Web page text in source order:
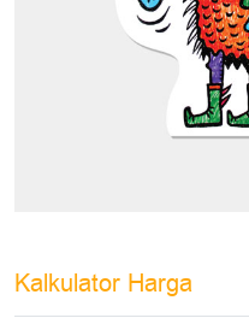
Kalkulator Harga